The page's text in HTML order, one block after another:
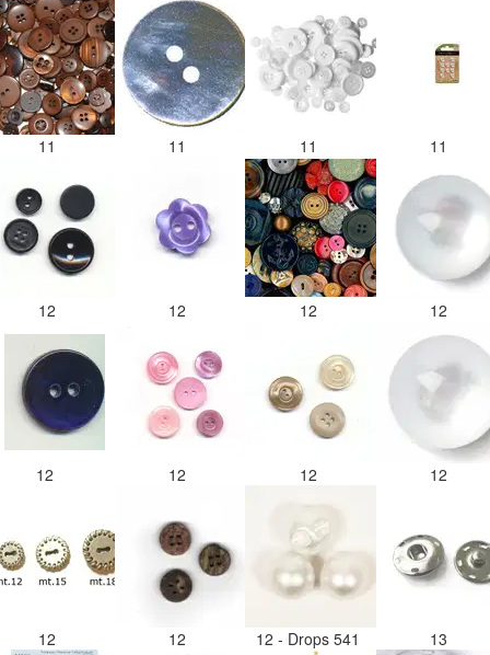
11 11 11 11
12 12 12 12
12 12 12 12
12 12 12 - Drops 541 13